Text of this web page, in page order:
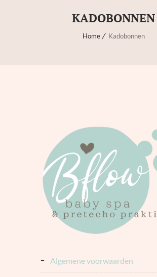
KADOBONNEN
Home Kadobonnen
algemene voorwaarden